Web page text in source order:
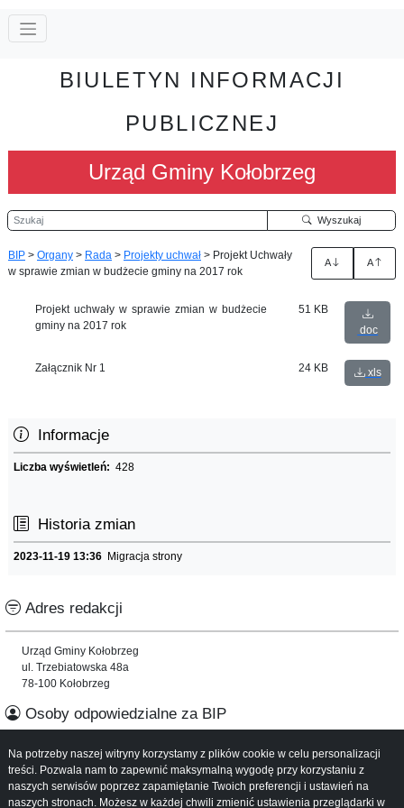
BIULETYN INFORMACJI
PUBLICZNEJ
Urząd Gminy Kołobrzeg
Szukaj Wyszukaj
BIP > Organy > Rada > Projekty uchwał > Projekt Uchwały
w sprawie zmian w budżecie gminy na 2017 rok
A A
Projekt uchwały w sprawie zmian w budżecie
gminy na 2017 rok
51 KB
doc
Załącznik Nr 1 24 KB xls
Informacje
Liczba wyświetleń: 428
Historia zmian
2023-11-19 13:36 Migracja strony
Adres redakcji
Urząd Gminy Kołobrzeg
ul. Trzebiatowska 48a
78-100 Kołobrzeg
Osoby odpowiedzialne za BIP
Informacje o serwisie
Mapa serwisu
Na potrzeby naszej witryny korzystamy z plików cookie w celu personalizacji
treści. Pozwala nam to zapewnić maksymalną wygodę przy korzystaniu z
naszych serwisów poprzez zapamiętanie Twoich preferencji i ustawień na
naszych stronach. Możesz w każdej chwili zmienić ustawienia przeglądarki w